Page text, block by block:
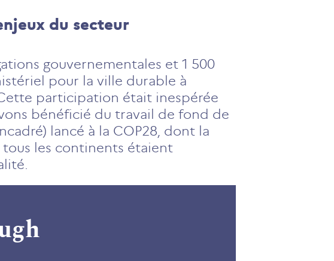
du secteur
gouvernementales et 1 500
pour la ville durable à
participation était inespérée
bénéficié du travail de fond de
lancé à la COP28, dont la
tous les continents étaient